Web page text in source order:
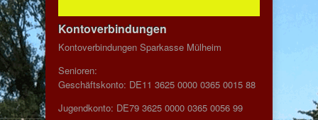
Kontoverbindungen
Kontoverbindungen Sparkasse Mülheim
Senioren:
Geschäftskonto: DE11 3625 0000 0365 0015 88
Jugendkonto: DE79 3625 0000 0365 0056 99